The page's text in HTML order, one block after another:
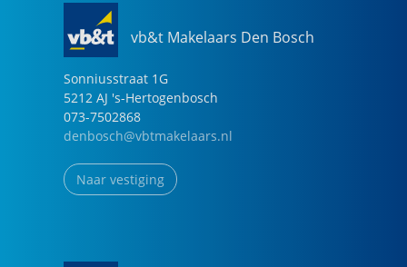
vb&t Makelaars Den Bosch
Sonniusstraat 1G
5212 AJ 's-Hertogenbosch
073-7502868
denbosch@vbtmakelaars.nl
Naar vestiging